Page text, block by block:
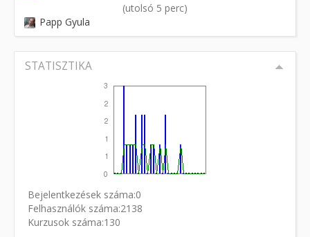
(utolsó 5 perc)
Papp Gyula
STATISZTIKA
Bejelentkezések száma:0
Felhasználók száma:2138
Kurzusok száma:130